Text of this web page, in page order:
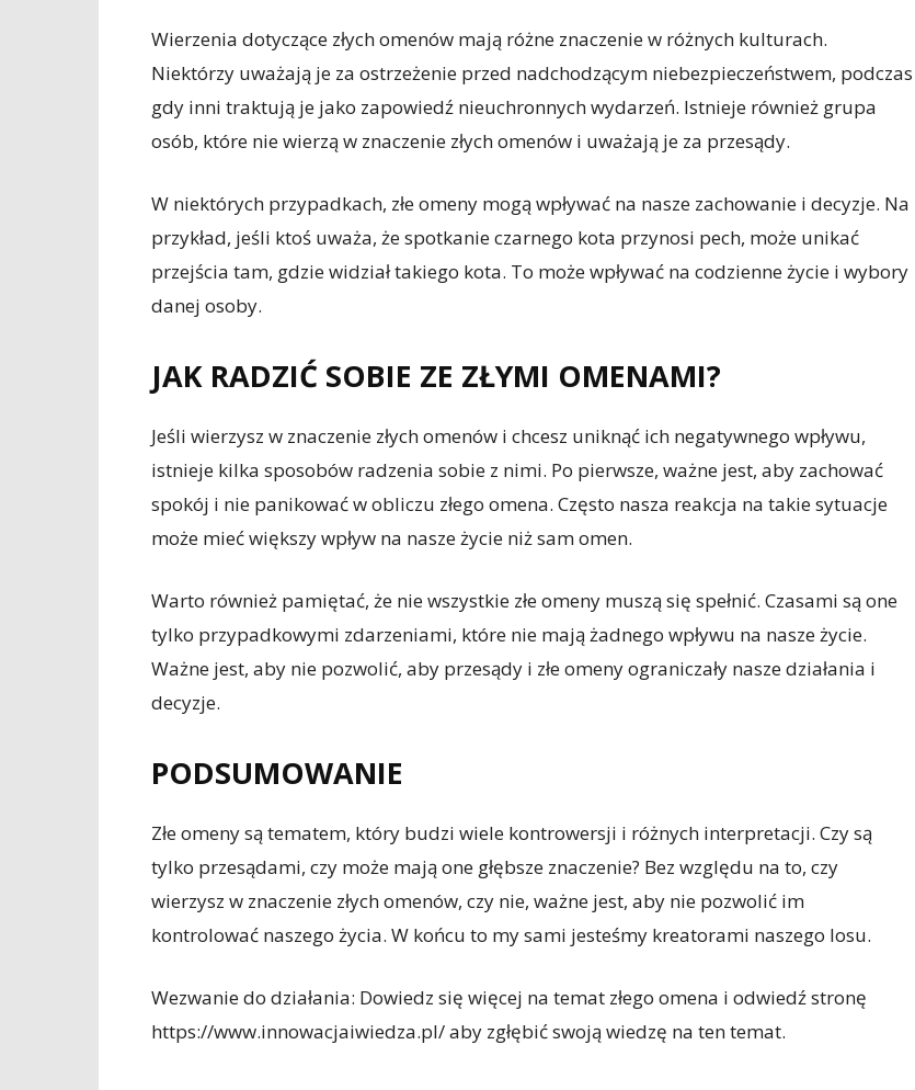
Wierzenia dotyczące złych omenów mają różne znaczenie w różnych kulturach.
Niektórzy uważają je za ostrzeżenie przed nadchodzącym niebezpieczeństwem, podczas
gdy inni traktują je jako zapowiedź nieuchronnych wydarzeń. Istnieje również grupa
osób, które nie wierzą w znaczenie złych omenów i uważają je za przesądy.
W niektórych przypadkach, złe omeny mogą wpływać na nasze zachowanie i decyzje. Na
przykład, jeśli ktoś uważa, że spotkanie czarnego kota przynosi pech, może unikać
przejścia tam, gdzie widział takiego kota. To może wpływać na codzienne życie i wybory
danej osoby.
JAK RADZIĆ SOBIE ZE ZŁYMI OMENAMI?
Jeśli wierzysz w znaczenie złych omenów i chcesz uniknąć ich negatywnego wpływu,
istnieje kilka sposobów radzenia sobie z nimi. Po pierwsze, ważne jest, aby zachować
spokój i nie panikować w obliczu złego omena. Często nasza reakcja na takie sytuacje
może mieć większy wpływ na nasze życie niż sam omen.
Warto również pamiętać, że nie wszystkie złe omeny muszą się spełnić. Czasami są one
tylko przypadkowymi zdarzeniami, które nie mają żadnego wpływu na nasze życie.
Ważne jest, aby nie pozwolić, aby przesądy i złe omeny ograniczały nasze działania i
decyzje.
PODSUMOWANIE
Złe omeny są tematem, który budzi wiele kontrowersji i różnych interpretacji. Czy są
tylko przesądami, czy może mają one głębsze znaczenie? Bez względu na to, czy
wierzysz w znaczenie złych omenów, czy nie, ważne jest, aby nie pozwolić im
kontrolować naszego życia. W końcu to my sami jesteśmy kreatorami naszego losu.
Wezwanie do działania: Dowiedz się więcej na temat złego omena i odwiedź stronę
https://www.innowacjaiwiedza.pl/ aby zgłębić swoją wiedzę na ten temat.